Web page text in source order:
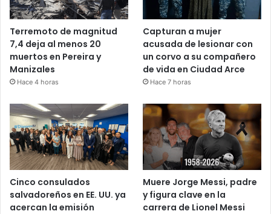
Terremoto de magnitud
7,4 deja al menos 20
muertos en Pereira y
Manizales
Hace 4 horas
Capturan a mujer
acusada de lesionar con
un corvo a su compañero
de vida en Ciudad Arce
Hace 7 horas
Cinco consulados
salvadoreños en EE. UU. ya
acercan la emisión
Muere Jorge Messi, padre
y figura clave en la
carrera de Lionel Messi